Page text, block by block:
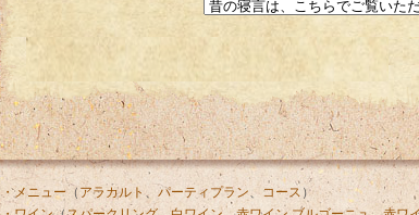
・メニュー （ アラカルト 、 パーティプラン、 コース ）